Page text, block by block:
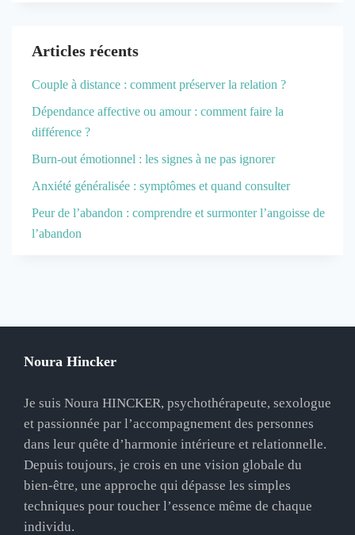
Articles récents
Couple à distance : comment préserver la relation ?
Dépendance affective ou amour : comment faire la
différence ?
Burn-out émotionnel : les signes à ne pas ignorer
Anxiété généralisée : symptômes et quand consulter
Peur de l’abandon : comprendre et surmonter l’angoisse de
l’abandon
Noura Hincker
Je suis Noura HINCKER, psychothérapeute, sexologue
et passionnée par l’accompagnement des personnes
dans leur quête d’harmonie intérieure et relationnelle.
Depuis toujours, je crois en une vision globale du
bien-être, une approche qui dépasse les simples
techniques pour toucher l’essence même de chaque
individu.